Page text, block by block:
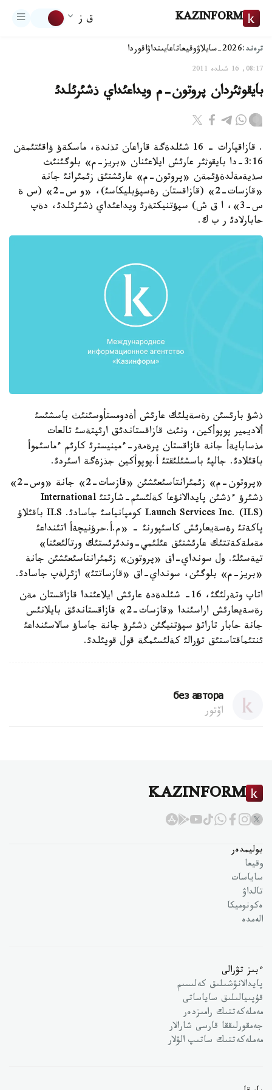
KAZINFORM ق ز
ترەند:2026-سايلاۋ وقيعاتاعايىنداۋاقوردا
08:17, 16 شىلدە 2011
بايقوثئردان پروتون-م ويداعئداي ذشئرئلدئ
. قازاقپارات - 16 شئلدةگة قاراعان تذندة، ماسكةؤ ؤاقئتئمةن
3:16-دا بايقوثئر عارئش ايلاعئنان «بريز-م» بلوگئنئث
سذيةمةلدةؤئمةن «پروتون-م» عارئشتئق زئمئرانئ جانة
«قازسات-2» (قازاقستان رةسپؤبليكاسئ)، «و س-2» (س ة
س-3»، ا ق ش) سپؤتنيكتةرئ ويداعئداي ذشئرئلدئ، دةپ
حابارلادئ ر ب ك.
ذشؤ بارئسئن رةسةيلئك عارئش أةدومستأوسئنئث باسشئسئ
ألاديمير پوپوأكين، ونئث قازاقستاندئق ارئپتةسئ تالعات
مذسابايةأ جانة قازاقستان پرةمةر-ءمينيسترئ كارئم ءماسئموأ
باقئلادئ. جالپئ باسشئلئقتئ أ.پوپوأكين جذزةگة اسئردئ.
«پروتون-م» زئمئرانتاسئعئشئن «قازسات-2» جانة «وس-2»
ذشئرؤ ءذشئن پايدالانؤعا كةلئسئم-شارتتئ International
Launch Services Inc. (ILS) كومپانياسئ جاسادئ. ILS باقئلاؤ
پاكةتئ رةسةيعارئش كاسئپورنئ - «م.أ.حرؤنيچةأ اتئنداعئ
مةملةكةتتئك عارئشتئق عئلئمي-وندئرئستئك ورتالئعئنا»
تيةسئلئ. ول سونداي-اق «پروتون» زئمئرانتاسئعئشئن جانة
«بريز-م» بلوگئن، سونداي-اق «قازساتتئ» ازئرلةپ جاسادئ.
اتاپ وتةرلئگئ، 16- شئلدةدة عارئش ايلاعئندا قازاقستان مةن
رةسةيعارئش اراسئندا «قازسات-2» قازاقستاندئق بايلانئس
جانة حابار تاراتؤ سپؤتنيگئن ذشئرؤ جانة جاساؤ سالاسئنداعئ
ئنتئماقتاستئق تؤرالئ كةلئسئمگة قول قويئلدئ.
без автора
اۆتور
KAZINFORM
بوليمدەر
وقيعا
ساياسات
تالداۋ
ەكونوميكا
الەمدە
ءبىز تۋرالى
پايدالانۋشىلىق كەلىسىم
قۇپىيالىلىق ساياساتى
مەملەكەتتىك رامىزدەر
جەمقورلىققا قارسى شارالار
مەملەكەتتىك ساتىپ الۋلار